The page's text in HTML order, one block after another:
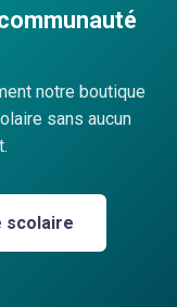
notre boutique
sans aucun
scolaire